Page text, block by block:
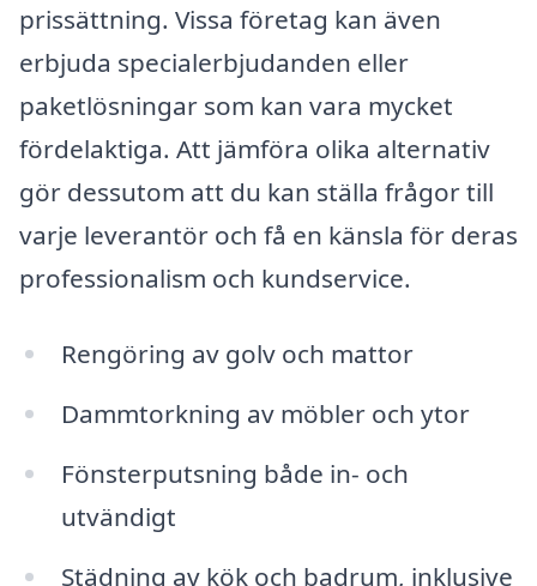
prissättning. Vissa företag kan även
erbjuda specialerbjudanden eller
paketlösningar som kan vara mycket
fördelaktiga. Att jämföra olika alternativ
gör dessutom att du kan ställa frågor till
varje leverantör och få en känsla för deras
professionalism och kundservice.
Rengöring av golv och mattor
Dammtorkning av möbler och ytor
Fönsterputsning både in- och
utvändigt
Städning av kök och badrum, inklusive